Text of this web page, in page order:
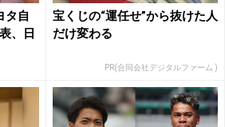
タ自
、日
宝くじの“運任せ”から抜けた人
だけ変わる
PR(合同会社デジタルファーム )